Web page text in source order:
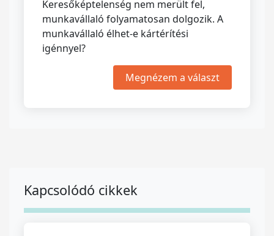
Keresőképtelenség nem merült fel,
munkavállaló folyamatosan dolgozik. A
munkavállaló élhet-e kártérítési
igénnyel?
Megnézem a választ
Kapcsolódó cikkek